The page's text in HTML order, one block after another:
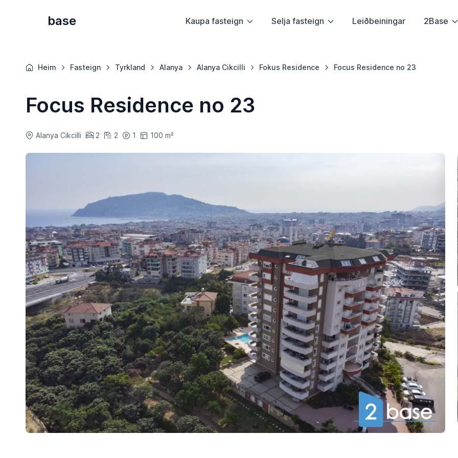
base Kaupa fasteign Selja fasteign Leiðbeiningar 2Base
Heim Fasteign Tyrkland Alanya Alanya Cikcilli Fokus Residence Focus Residence no 23
Focus Residence no 23
Alanya Cikcilli 2 2 1 100 m²